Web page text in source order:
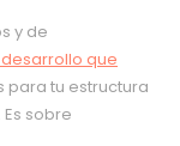
y de
que
para tu estructura
sobre